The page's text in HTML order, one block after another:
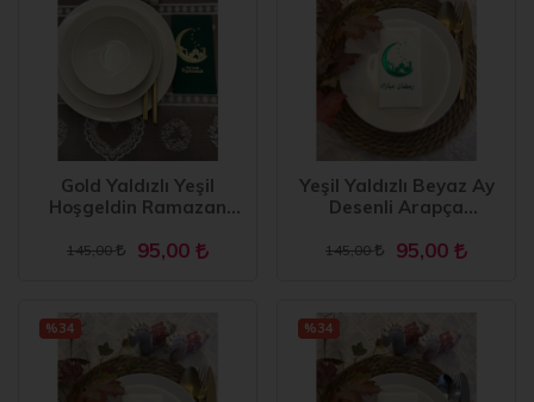
Gold Yaldızlı Yeşil
Hoşgeldin Ramazan
Peçete 16 lı
145,00 95,00
Yeşil Yaldızlı Beyaz Ay
Desenli Arapça
Garson Katlama Peçete
145,00 95,00
%34 %34